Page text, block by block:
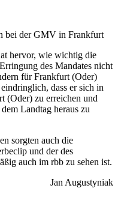
bei der GMV in Frankfurt
hervor, wie wichtig die
des Mandates nicht
für Frankfurt (Oder)
dass er sich in
(Oder) zu erreichen und
Landtag heraus zu
sorgten auch die
und der des
auch im rbb zu sehen ist.
Jan Augustyniak